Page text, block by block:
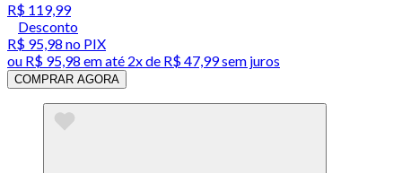
R$ 119,99
Desconto
R$ 95,98 no PIX
ou R$ 95,98 em até 2x de R$ 47,99 sem juros
COMPRAR AGORA